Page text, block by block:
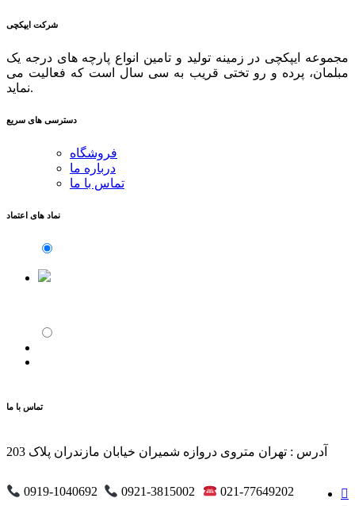
شرکت ایپکچی
مجموعه ایپکچی در زمینه تولید و تامین انواع پارچه های درجه یک
مبلمان، پرده و رو تختی قریب به سی سال است که فعالیت می
نماید.
دسترسی های سریع
فروشگاه
درباره ما
تماس با ما
نماد های اعتماد
تماس با ما
آدرس : تهران متروی دروازه شمیران خیابان مازندران پلاک 203
0919-1040692 0921-3815002 021-77649202